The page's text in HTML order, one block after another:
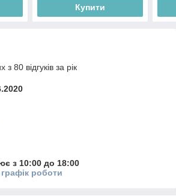
Купити
80 відгуків за рік
з 10:00 до 18:00
роботи